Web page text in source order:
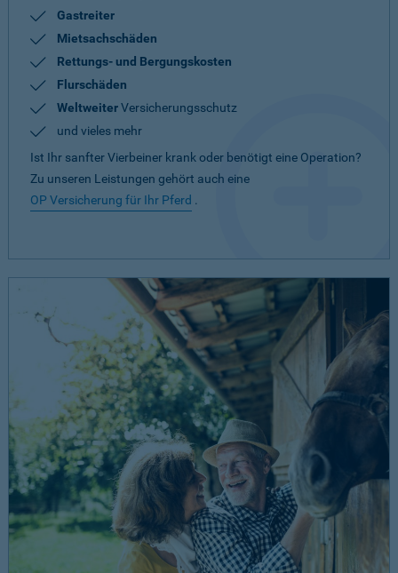
Gastreiter
Mietsachschäden
Rettungs- und Bergungskosten
Flurschäden
WeltweiterVersicherungsschutz
und vieles mehr
Ist Ihr sanfter Vierbeiner krank oder benötigt eine Operation?
Zu unseren Leistungen gehört auch eine
OP Versicherung für Ihr Pferd .